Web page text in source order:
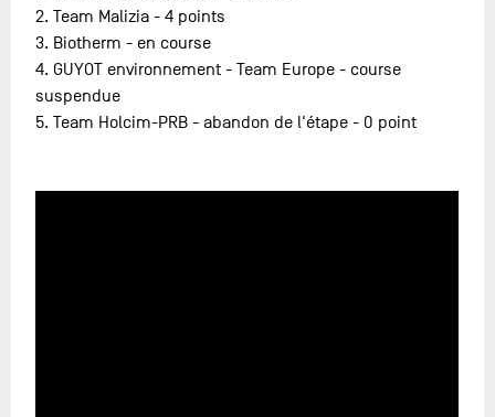
2. Team Malizia - 4 points
3. Biotherm - en course
4. GUYOT environnement - Team Europe - course
suspendue
5. Team Holcim-PRB - abandon de l'étape - 0 point